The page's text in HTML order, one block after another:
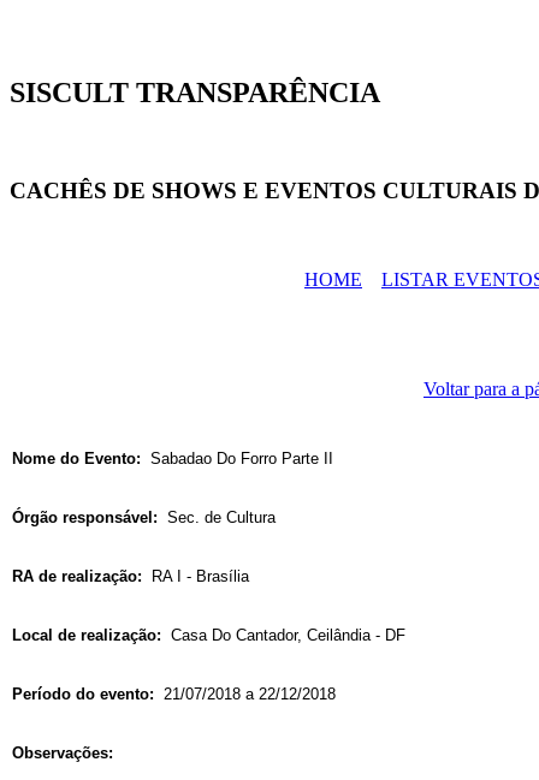
SISCULT TRANSPARÊNCIA
CACHÊS DE SHOWS E EVENTOS CULTURAIS
HOME LISTAR
Voltar para a
Nome do Evento: Sabadao Do Forro Parte II
Órgão responsável: Sec. de Cultura
RA de realização: RA I - Brasília
Local de realização: Casa Do Cantador, Ceilândia - DF
Período do evento: 21/07/2018 a 22/12/2018
Observações: